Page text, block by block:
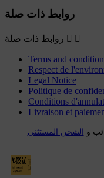
روابط ذات صلة
روابط ذات صلة  
Terms and
Respect de
Legal Notice
Politique de
Conditions
Livraison et
و الشحن المستثنى